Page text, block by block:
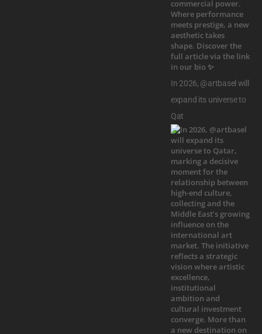
In 2026, @artbasel will
expand its universe to
Qat